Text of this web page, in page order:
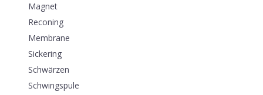
Magnet
Reconing
Membrane
Sickering
Schwärzen
Schwingspule